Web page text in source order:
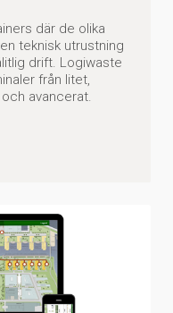
där de olika
teknisk utrustning
drift. Logiwaste
från litet,
avancerat.